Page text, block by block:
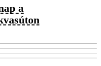
a